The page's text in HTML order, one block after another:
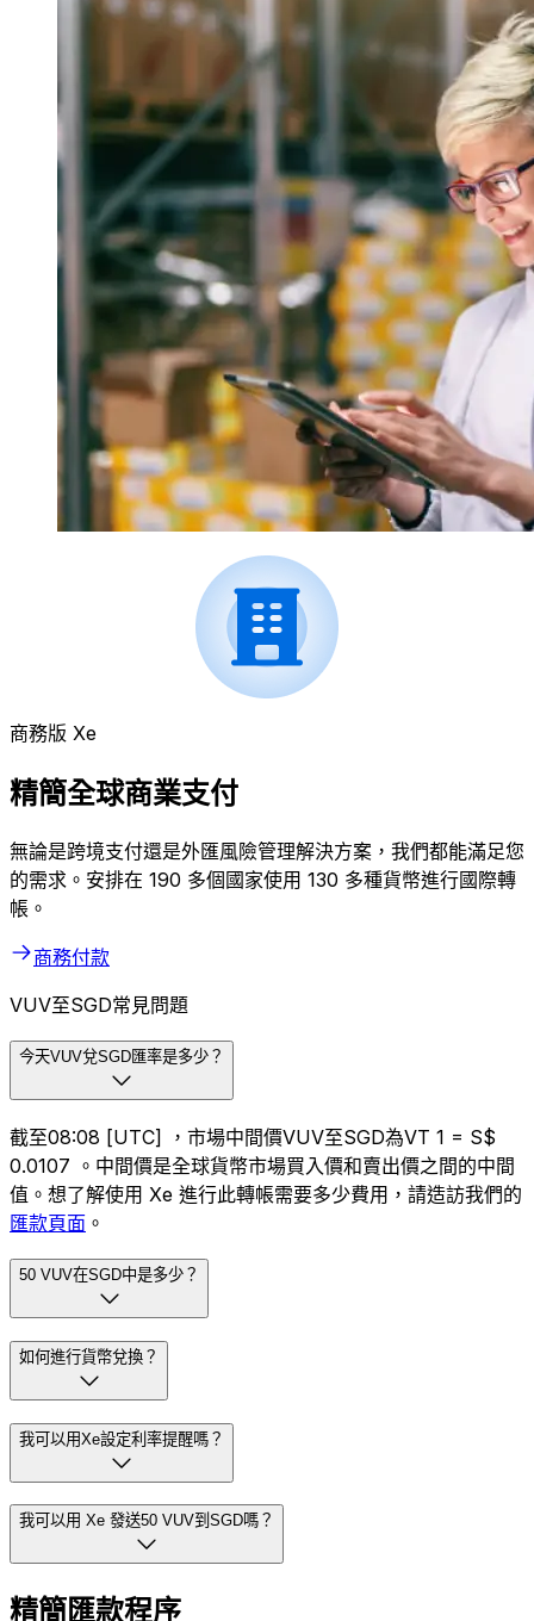
商務版 Xe
精簡全球商業支付
無論是跨境支付還是外匯風險管理解決方案，我們都能滿足您
的需求。安排在 190 多個國家使用 130 多種貨幣進行國際轉
帳。
商務付款
VUV至SGD常見問題
今天VUV兌SGD匯率是多少？
截至08:08 [UTC] ，市場中間價VUV至SGD為VT 1 = S$
0.0107 。中間價是全球貨幣市場買入價和賣出價之間的中間
值。想了解使用 Xe 進行此轉帳需要多少費用，請造訪我們的
匯款頁面 。
50 VUV在SGD中是多少？
如何進行貨幣兌換？
我可以用Xe設定利率提醒嗎？
我可以用 Xe 發送50 VUV到SGD嗎？
精簡匯款程序